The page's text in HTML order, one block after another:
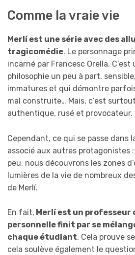
Comme la vraie vie
Merlí est une série avec des
tragicomédie. Le personnage
incarné par Francesc Orella.
philosophie un peu à part,
immatures et qui démontre
mal construite… Mais, c’est
authentique, rusé et provocateur.
Cependant, ce qui se passe dans
associé aux autres protagonistes
peu, nous découvrons les zones
lumières de la vie de nombreux
de Merlí.
En fait, Merlí est un
personnelle finit par se
chaque étudiant. Cela prouve
cela soulève également le